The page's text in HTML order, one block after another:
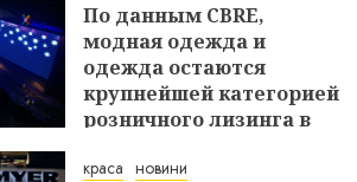
По данным CBRE,
модная одежда и
одежда остаются
крупнейшей категорией
розничного лизинга в
полугодии
краса новини